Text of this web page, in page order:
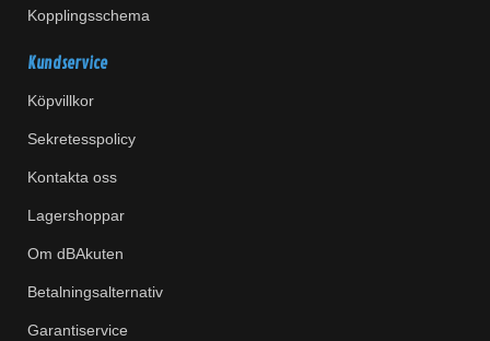
Kopplingsschema
Kundservice
Köpvillkor
Sekretesspolicy
Kontakta oss
Lagershoppar
Om dBAkuten
Betalningsalternativ
Garantiservice